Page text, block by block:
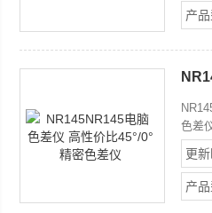
格）
产
色差
研发
比
更
产